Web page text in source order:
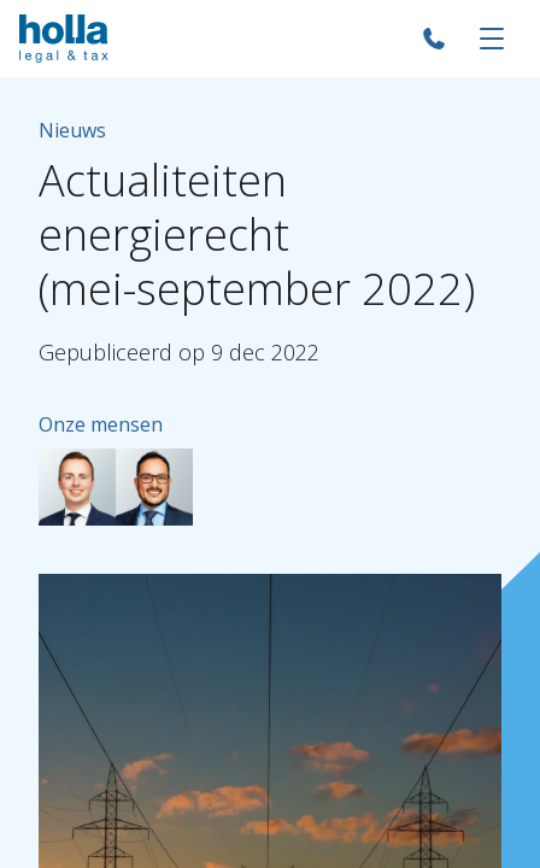
Over Holla
Onze mensen
Expertises
Topics
Internationaal
Nieuws
Actualiteiten
energierecht
(mei-september 2022)
Gepubliceerd op 9 dec 2022
Onze mensen